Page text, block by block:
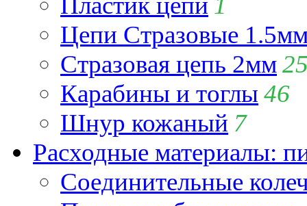
Цепи Стразовые
Стразовая цепь 2мм
Карабины и тоглы 46
Шнур кожаный 7
Расходные материалы:
Соединительные